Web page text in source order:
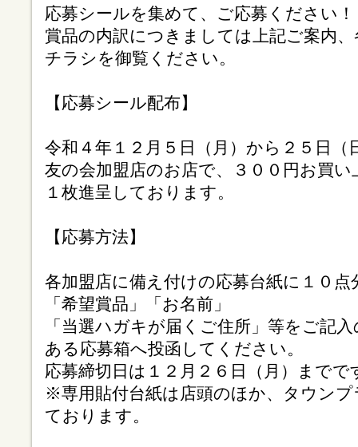
応募シールを集めて、ご応募ください！
賞品の内訳につきましては上記ご案内
チラシを御覧ください。
【応募シール配布】
令和４年１２月５日（月）から２５日（
友の会加盟店のお店で、３００円お買
１枚進呈しております。
【応募方法】
各加盟店に備え付けの応募台紙に１０
「希望賞品」「お名前」
「当選ハガキが届くご住所」等をご記
ある応募箱へ投函してください。
応募締切日は１２月２６日（月）までで
※専用貼付台紙は店頭のほか、タウン
ております。